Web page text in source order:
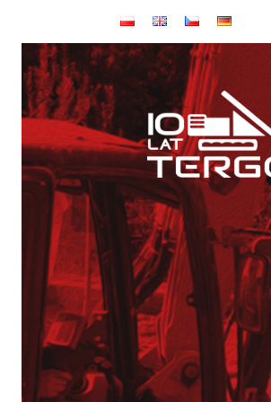
Baza TERGON w dniu 14 lipca
Wynajem maszyn
Jubileusz: 20-lecie KONKRET i